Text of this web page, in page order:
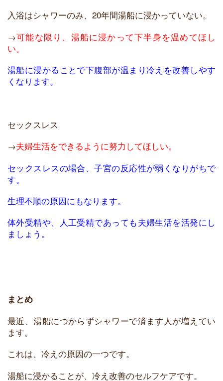
入浴はシャワーのみ、20年間湯船に浸かっていない。
→可能な限り、湯船に浸かって下半身を温めてほし
い。
湯船に浸かることで下腹部が温まり冷えを改善しやす
くなります。
セックスレス
→夫婦生活をできるように努力してほしい。
セックスレスの場合、子宮の反応性が弱くなりがちで
す。
生理不順の原因にもなります。
体外受精や、人工受精であっても夫婦生活を活発にし
ましょう。
まとめ
最近、湯船につからずシャワーで済ます人が増えてい
ます。
これは、冷えの原因の一つです。
湯船に浸かることが、冷え改善のセルフケアです。